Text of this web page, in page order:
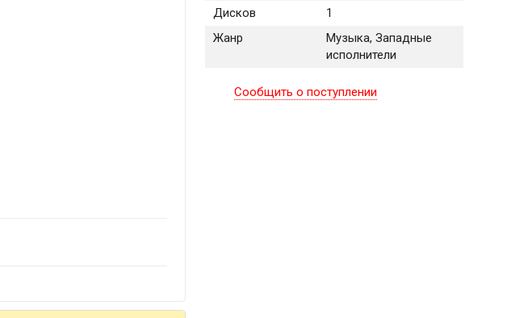
Дисков
1
Жанр
Музыка, Западные
исполнители
Сообщить о поступлении